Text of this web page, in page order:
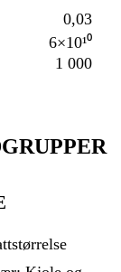
0,03
6×10¹⁰
1 000